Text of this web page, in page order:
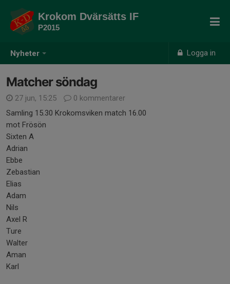
Nyheter Logga in
Krokom Dvärsätts IF
P2015
Matcher söndag
27 jun, 15:25
0 kommentarer
Samling 15.30 Krokomsviken match 16.00
mot Frösön
Sixten A
Adrian
Ebbe
Zebastian
Elias
Adam
Nils
Axel R
Ture
Walter
Aman
Karl